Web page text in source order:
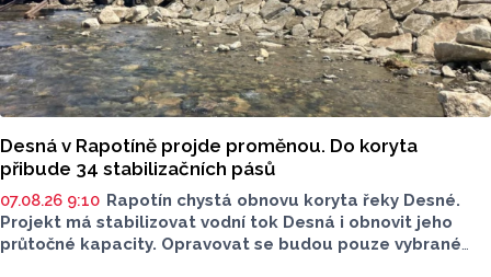
Desná v Rapotíně projde proměnou. Do koryta
přibude 34 stabilizačních pásů
07.08.26 9:10 Rapotín chystá obnovu koryta řeky Desné.
Projekt má stabilizovat vodní tok Desná i obnovit jeho
průtočné kapacity. Opravovat se budou pouze vybrané